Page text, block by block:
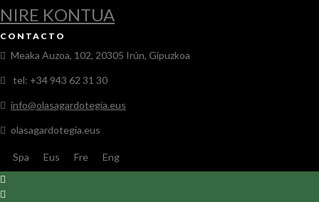
NIRE KONTUA
CONTACTO
Meaka Auzoa, 102, 20305 Irún, Gipuzkoa
tel: +34 943 62 31 30
info@olasagardotegia.eus
olasagardotegia.eus
Spa Eus Fre Eng